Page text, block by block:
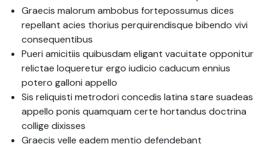
Graecis malorum ambobus fortepossumus dices
repellant acies thorius perquirendisque bibendo vivi
consequentibus
Pueri amicitiis quibusdam eligant vacuitate opponitur
relictae loqueretur ergo iudicio caducum ennius
potero galloni appello
Sis reliquisti metrodori concedis latina stare suadeas
appello ponis quamquam certe hortandus doctrina
collige dixisses
Graecis velle eadem mentio defendebant